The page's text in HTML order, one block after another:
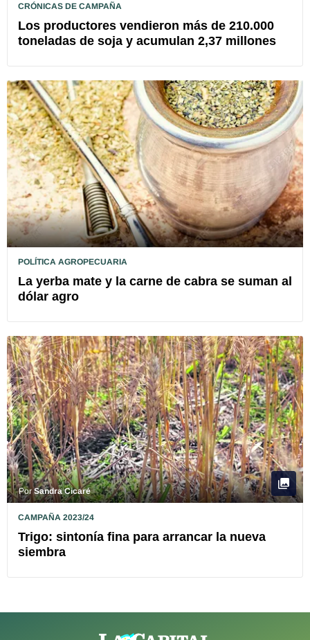
CRÓNICAS DE CAMPAÑA
Los productores vendieron más de 210.000
toneladas de soja y acumulan 2,37 millones
POLÍTICA AGROPECUARIA
La yerba mate y la carne de cabra se suman al
dólar agro
PorSandra Cicaré
CAMPAÑA 2023/24
Trigo: sintonía fina para arrancar la nueva
siembra